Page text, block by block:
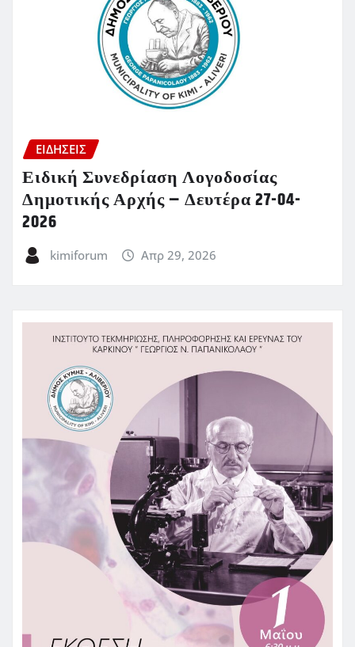
ΕΙΔΗΣΕΙΣ
Ειδική Συνεδρίαση Λογοδοσίας
Δημοτικής Αρχής – Δευτέρα 27-04-
2026
kimiforum Απρ 29, 2026